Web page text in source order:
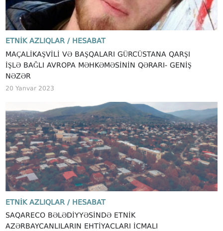
ETNIK AZLIQLAR / HESABAT
MAÇALIKAŞVILI VƏ BAŞQALARI GÜRCÜSTANA QARŞI
IŞLƏ BAĞLI AVROPA MƏHKƏMƏSININ QƏRARI- GENIŞ
NƏZƏR
20 Yanvar 2023
ETNIK AZLIQLAR / HESABAT
SAQARECO BƏLƏDIYYƏSINDƏ ETNIK
AZƏRBAYCANLILARIN EHTIYACLARI ICMALI